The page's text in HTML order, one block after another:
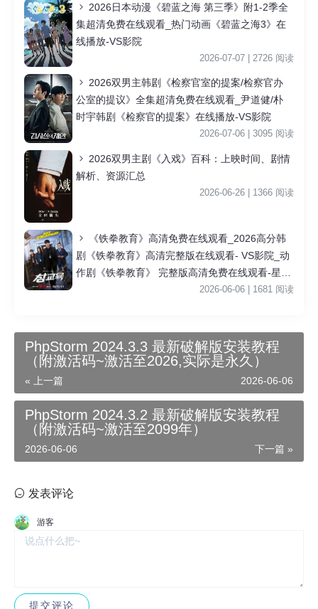
2026日本动漫《碧蓝之海 第三季》附1-2季全
集超清免费在线观看_热门动画《碧蓝之海3》在
线播放-VS影院
2026-07-07 | 2726 阅读
2026双男主韩剧《检察官室的提案/检察官办
公室的提议》全集超清免费在线观看_尹道健/朴
时宇韩剧《检察官的提案》在线播放-VS影院
2026-07-06 | 3095 阅读
2026双男主剧《入戏》百科：上映时间、剧情
解析、资源汇总
2026-06-26 | 1366 阅读
《铁拳教育》高清免费在线观看_2026高分韩
剧《铁拳教育》高清完整版在线观看- VS影院_动
作剧《铁拳教育》 完整版高清免费在线观看-星空
影院李星民主演《铁拳教育》无广告_VS影视
2026-06-06 | 1681 阅读
PhpStorm 2024.3.3 最新破解版安装教程
（附激活码~激活至2026,实际是永久）
« 上一篇 2026-06-06
PhpStorm 2024.3.2 最新破解版安装教程
（附激活码~激活至2099年）
下一篇 »
2026-06-06
发表评论
游客